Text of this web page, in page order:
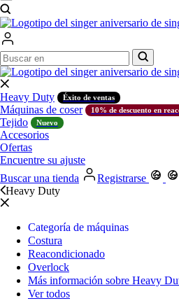
Buscar
en
Buscar
en
Heavy Duty Éxito de ventas
Máquinas de coser 10% de descuento en
Tejido Nuevo
Accesorios
Ofertas
Encuentre su ajuste
Buscar una tienda
Registrarse
Heavy Duty
Categoría de máquinas
Costura
Reacondicionado
Overlock
Más información sobre Heavy
Ver todos